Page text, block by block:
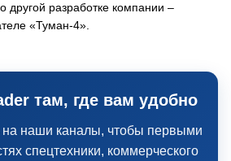
о другой разработке компании –
«Туман-4».
там, где вам удобно
на наши каналы, чтобы первыми
спецтехники, коммерческого